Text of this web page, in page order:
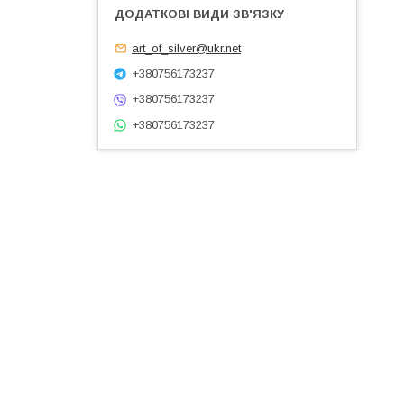
art_of_silver@ukr.net
+380756173237
+380756173237
+380756173237